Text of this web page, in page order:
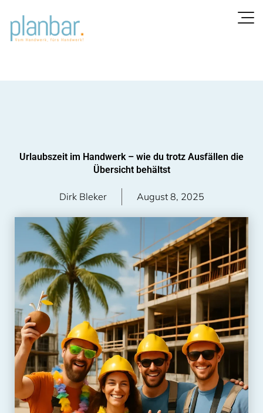
Inhalt
springen
Urlaubszeit im Handwerk – wie du trotz Ausfällen die
Übersicht behältst
Dirk Bleker August 8, 2025